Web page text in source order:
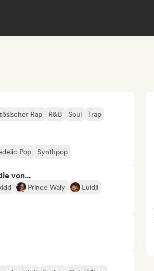
Rap R&B Soul
Trap
Pop Synthpop
von...
Prince Waly
Luidji